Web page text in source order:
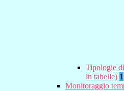
Tipologie
in tabelle) 1
Monitoraggio